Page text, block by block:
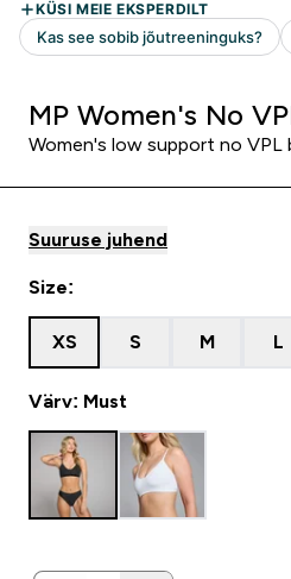
MP Women's No
Women's low support no VPL
Suuruse juhend
Size:
XS S M L
Värv: Must